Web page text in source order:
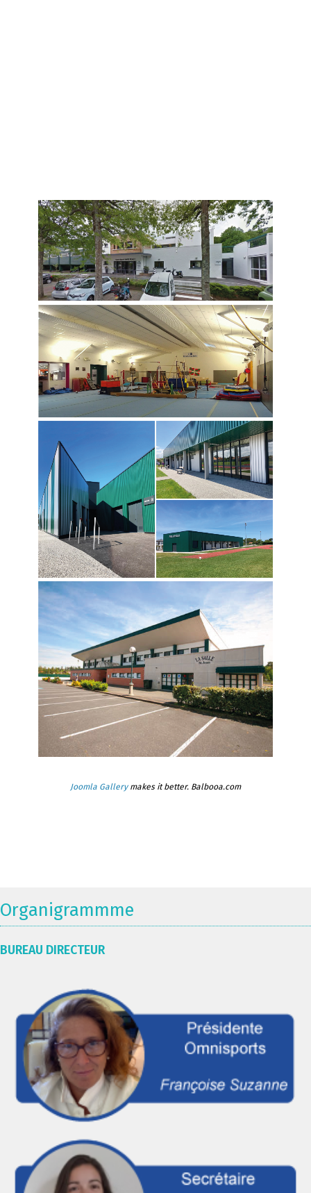
Joomla Gallerymakes it better. Balbooa.com
Organigrammme
BUREAU DIRECTEUR